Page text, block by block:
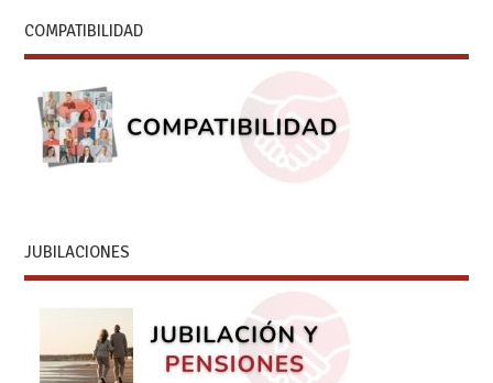
COMPATIBILIDAD
JUBILACIONES